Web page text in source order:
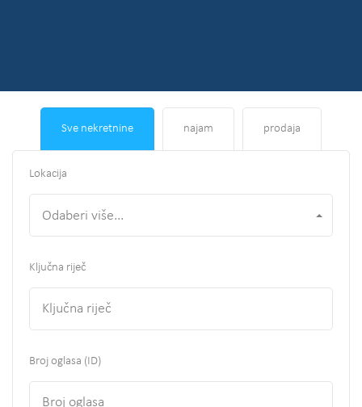
Sve nekretnine najam prodaja
Lokacija
Odaberi više...
Ključna riječ
Broj oglasa (ID)